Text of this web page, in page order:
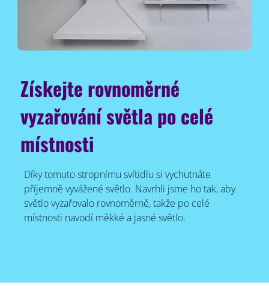
Získejte rovnoměrné
vyzařování světla po celé
místnosti
Díky tomuto stropnímu svítidlu si vychutnáte
příjemně vyvážené světlo. Navrhli jsme ho tak, aby
světlo vyzařovalo rovnoměrně, takže po celé
místnosti navodí měkké a jasné světlo.